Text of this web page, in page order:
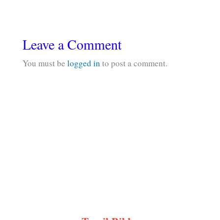
Leave a Comment
You must be logged in to post a comment.